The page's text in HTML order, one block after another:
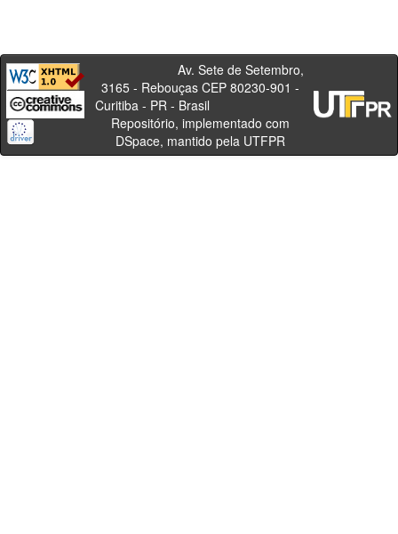
Av. Sete de Setembro,
3165 - Rebouças CEP 80230-901 -
Curitiba - PR - Brasil
Repositório, implementado com
DSpace, mantido pela UTFPR